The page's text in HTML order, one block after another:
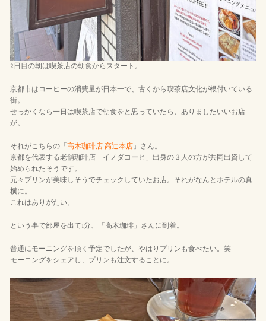
2日目の朝は喫茶店の朝食からスタート。
京都市はコーヒーの消費量が日本一で、古くから喫茶店文化が根付いている
街。
せっかくなら一日は喫茶店で朝食をと思っていたら、ありましたいいお店
が。
それがこちらの「 高木珈琲店 高辻本店」さん。
京都を代表する老舗珈琲店「イノダコーヒ」出身の３人の方が共同出資して
始められたそうです。
元々プリンが美味しそうでチェックしていたお店。それがなんとホテルの真
横に。
これはありがたい。
という事で部屋を出て1分、「高木珈琲」さんに到着。
普通にモーニングを頂く予定でしたが、やはりプリンも食べたい。笑
モーニングをシェアし、プリンも注文することに。